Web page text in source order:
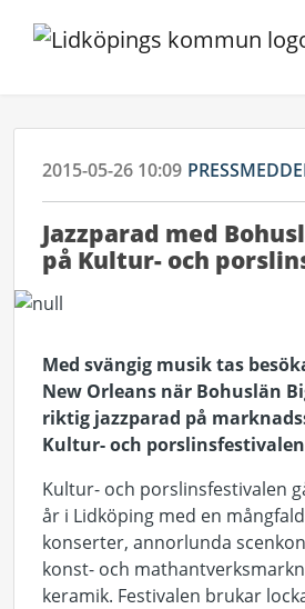
2015-05-26 10:09
Jazzparad med
på Kultur- och
Med svängig musik tas
New Orleans när Bohuslän
riktig jazzparad på
Kultur- och
Kultur- och porslinsfestivalen
år i Lidköping med en
konserter, annorlunda
konst- och
keramik. Festivalen brukar